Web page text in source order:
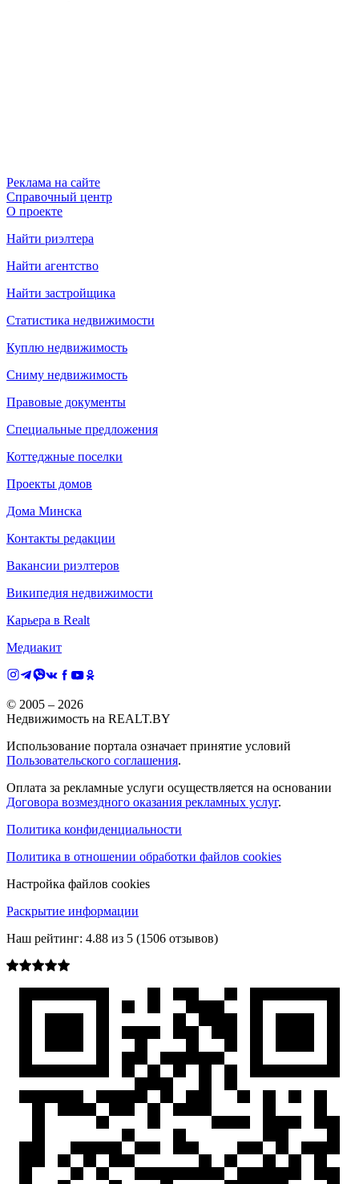
Реклама на сайте
Справочный центр
О проекте
Найти риэлтера
Найти агентство
Найти застройщика
Статистика недвижимости
Куплю недвижимость
Сниму недвижимость
Правовые документы
Специальные предложения
Коттеджные поселки
Проекты домов
Дома Минска
Контакты редакции
Вакансии риэлтеров
Википедия недвижимости
Карьера в Realt
Медиакит
© 2005 – 2026
Недвижимость на REALT.BY
Использование портала означает принятие условий
Пользовательского соглашения.
Оплата за рекламные услуги осуществляется на основании
Договора возмездного оказания рекламных услуг.
Политика конфиденциальности
Политика в отношении обработки файлов cookies
Настройка файлов cookies
Раскрытие информации
Наш рейтинг: 4.88 из 5 (1506 отзывов)